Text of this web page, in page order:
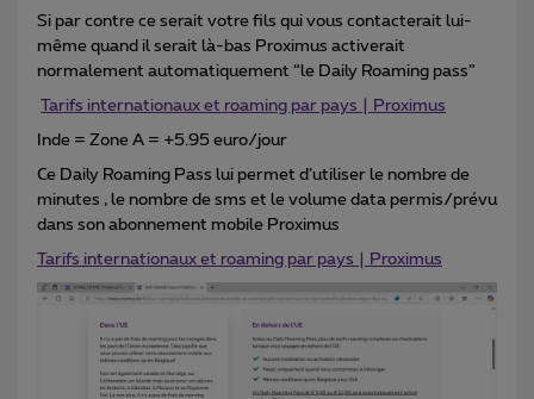
Si par contre ce serait votre fils qui vous contacterait lui-
même quand il serait là-bas Proximus activerait
normalement automatiquement “le Daily Roaming pass”
Tarifs internationaux et roaming par pays | Proximus
Inde = Zone A = +5.95 euro/jour
Ce Daily Roaming Pass lui permet d’utiliser le nombre de
minutes , le nombre de sms et le volume data permis/prévu
dans son abonnement mobile Proximus
Tarifs internationaux et roaming par pays | Proximus